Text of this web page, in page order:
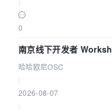
0
南京线下开发者
智能 Agent 应用
哈哈欧尼OSC
2026-08-07